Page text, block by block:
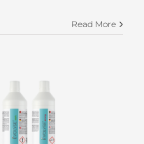
Read More